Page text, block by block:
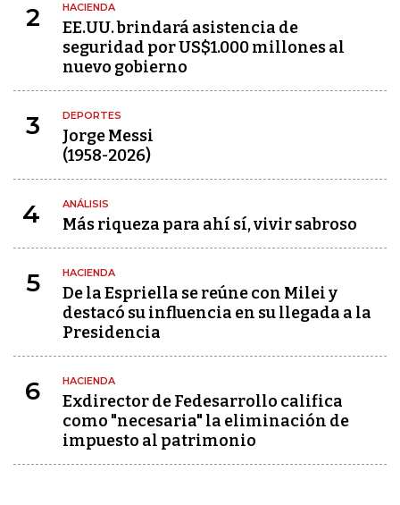
2 HACIENDA
EE.UU. brindará asistencia de
seguridad por US$1.000 millones al
nuevo gobierno
3 DEPORTES
Jorge Messi
(1958-2026)
4 ANÁLISIS
Más riqueza para ahí sí, vivir sabroso
5 HACIENDA
De la Espriella se reúne con Milei y
destacó su influencia en su llegada a la
Presidencia
6 HACIENDA
Exdirector de Fedesarrollo califica
como "necesaria" la eliminación de
impuesto al patrimonio